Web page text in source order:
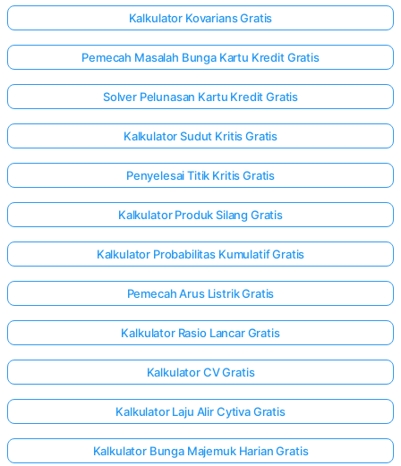
Kalkulator Kovarians Gratis
Pemecah Masalah Bunga Kartu Kredit Gratis
Solver Pelunasan Kartu Kredit Gratis
Kalkulator Sudut Kritis Gratis
Penyelesai Titik Kritis Gratis
Kalkulator Produk Silang Gratis
Kalkulator Probabilitas Kumulatif Gratis
Pemecah Arus Listrik Gratis
Kalkulator Rasio Lancar Gratis
Kalkulator CV Gratis
Kalkulator Laju Alir Cytiva Gratis
Kalkulator Bunga Majemuk Harian Gratis